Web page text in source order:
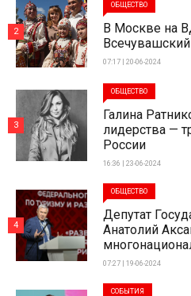
ОБЩЕСТВО
В Москве на
Всечувашский
07:17 | 20-06-2024
2
ОБЩЕСТВО
Галина
лидерства —
России
16:36 | 23-06-2024
3
ОБЩЕСТВО
Депутат
Анатолий
07:27 | 19-06-2024
4
СОБЫТИЯ